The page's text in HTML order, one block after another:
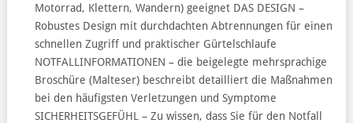
Motorrad, Klettern, Wandern) geeignet DAS DESIGN –
Robustes Design mit durchdachten Abtrennungen für einen
schnellen Zugriff und praktischer Gürtelschlaufe
NOTFALLINFORMATIONEN – die beigelegte mehrsprachige
Broschüre (Malteser) beschreibt detailliert die Maßnahmen
bei den häufigsten Verletzungen und Symptome
SICHERHEITSGEFÜHL – Zu wissen, dass Sie für den Notfall